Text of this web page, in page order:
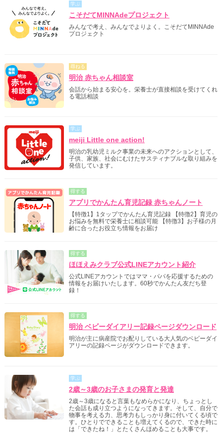
学ぶ
こそだてMINNAdeプロジェクト
みんなで考え、みんなでよりよく。こそだてMINNAde
プロジェクト
尋ねる
明治 赤ちゃん相談室
会話から始まる安心を。栄養士が直接相談を受けてくれ
る電話相談
学ぶ
meiji Little one action!
明治の乳幼児ミルク事業の未来へのアクションとして、
子供、家族、社会にむけたサスティナブルな取り組みを
発信しています。
得する
アプリでかんたん育児記録 赤ちゃんノート
【特徴1】1タップでかんたん育児記録 【特徴2】育児の
お悩みを無料で栄養士に相談可能 【特徴3】お子様の月
齢に合ったお役立ち情報をお届け
得する
ほほえみクラブ公式LINEアカウント紹介
公式LINEアカウントではママ・パパを応援するための
情報をお届けいたします。60秒でかんたん友だち登
録！
得する
明治 ベビーダイアリー記録ページダウンロード
明治が主に病産院でお配りしている大人気のベビーダイ
アリーの記録ページがダウンロードできます。
学ぶ
2歳～3歳のお子さまの発育と発達
2歳～3歳になると言葉もなめらかになり、ちょっとし
た会話も成り立つようになってきます。そして、自分で
物事を考える力、思考力もしっかり身に付いてくる頃で
す。ひとりでできることも増えてくるので、できた時に
は「できたね！」とたくさんほめることも大事です。